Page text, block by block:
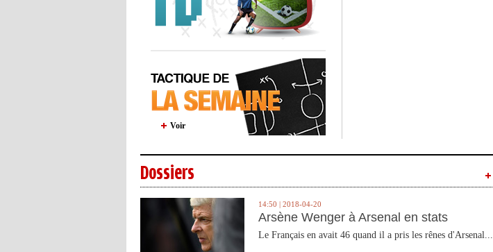
Voir
Dossiers
14:50 | 2018-04-20
Arsène Wenger à Arsenal en stats
Le Français en avait 46 quand il a pris les rênes d'Arsenal...